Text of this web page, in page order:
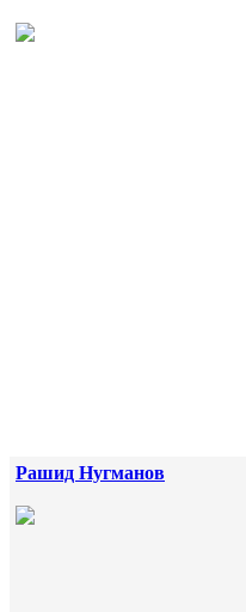
Рашид Нугманов